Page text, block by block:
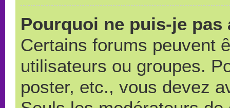
Pourquoi ne puis-je
Certains forums peuvent
utilisateurs ou groupes.
poster, etc., vous devez